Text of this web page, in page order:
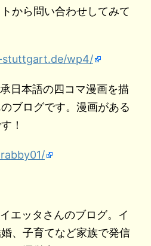
から問い合わせしてみて
wp4/
日本語の四コマ漫画を描
ブログです。漫画がある
！
エッタさんのブログ。イ
、子育てなど家族で発信